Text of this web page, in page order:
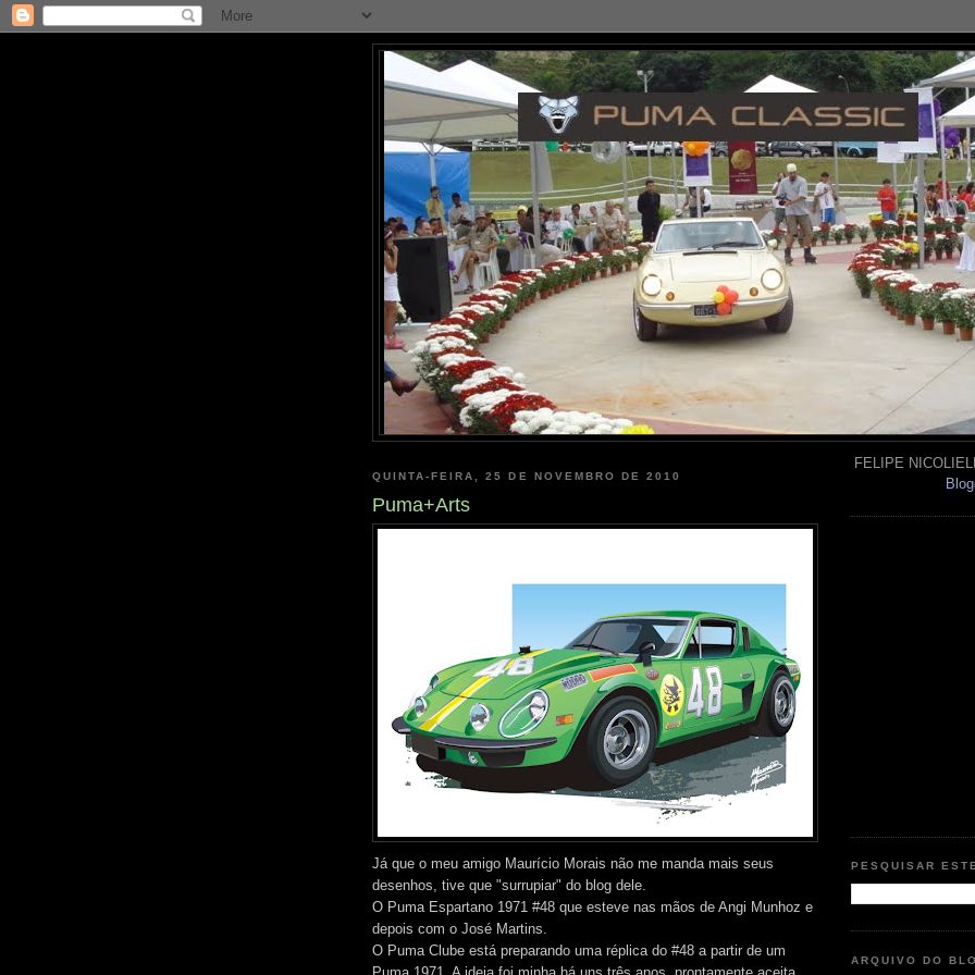
QUINTA-FEIRA, 25 DE NOVEMBRO DE 2010
Puma+Arts
Já que o meu amigo Maurício Morais não me manda mais seus
desenhos, tive que "surrupiar" do blog dele.
O Puma Espartano 1971 #48 que esteve nas mãos de Angi Munhoz e
depois com o José Martins.
O Puma Clube está preparando uma réplica do #48 a partir de um
FELIPE
PESQUISAR
ARQUIVO DO